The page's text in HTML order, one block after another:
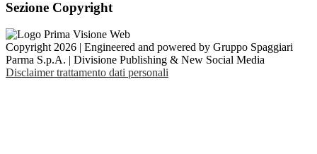
Sezione Copyright
Copyright 2026 | Engineered and powered by Gruppo Spaggiari
Parma S.p.A. | Divisione Publishing & New Social Media
Disclaimer trattamento dati personali